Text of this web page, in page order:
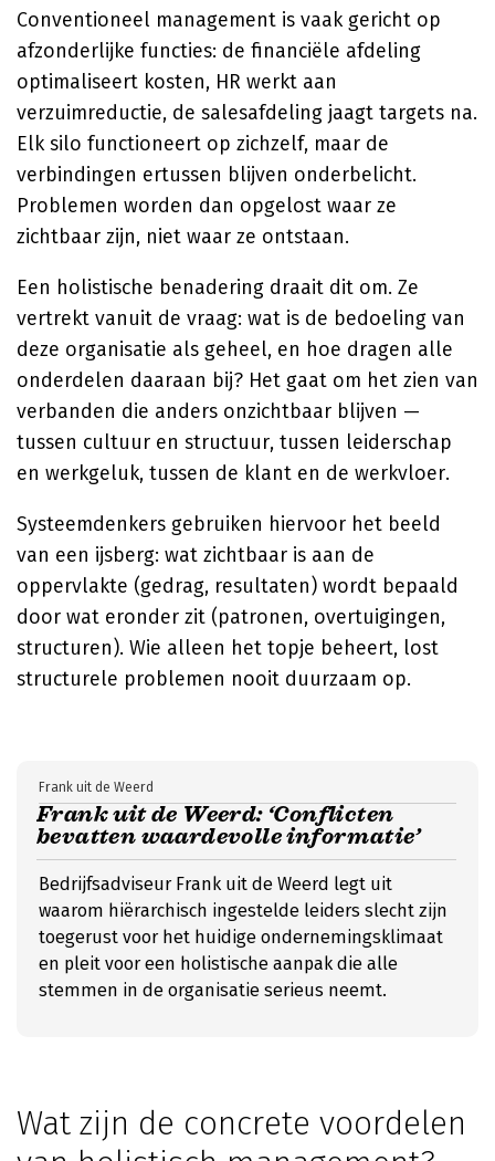
Conventioneel management is vaak gericht op
afzonderlijke functies: de financiële afdeling
optimaliseert kosten, HR werkt aan
verzuimreductie, de salesafdeling jaagt targets na.
Elk silo functioneert op zichzelf, maar de
verbindingen ertussen blijven onderbelicht.
Problemen worden dan opgelost waar ze
zichtbaar zijn, niet waar ze ontstaan.
Een holistische benadering draait dit om. Ze
vertrekt vanuit de vraag: wat is de bedoeling van
deze organisatie als geheel, en hoe dragen alle
onderdelen daaraan bij? Het gaat om het zien van
verbanden die anders onzichtbaar blijven —
tussen cultuur en structuur, tussen leiderschap
en werkgeluk, tussen de klant en de werkvloer.
Systeemdenkers gebruiken hiervoor het beeld
van een ijsberg: wat zichtbaar is aan de
oppervlakte (gedrag, resultaten) wordt bepaald
door wat eronder zit (patronen, overtuigingen,
structuren). Wie alleen het topje beheert, lost
structurele problemen nooit duurzaam op.
Frank uit de Weerd: ‘Conflicten
bevatten waardevolle informatie’
Frank uit de Weerd
Bedrijfsadviseur Frank uit de Weerd legt uit
waarom hiërarchisch ingestelde leiders slecht zijn
toegerust voor het huidige ondernemingsklimaat
en pleit voor een holistische aanpak die alle
stemmen in de organisatie serieus neemt.
Wat zijn de concrete voordelen